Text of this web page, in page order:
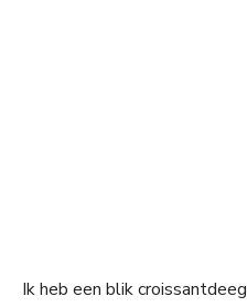
Ik heb een blik